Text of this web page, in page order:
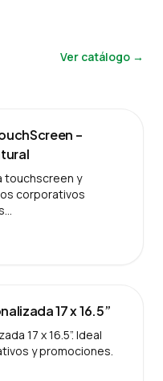
Ver catálogo →
–
touchscreen y
corporativos
17 x 16.5”
17 x 16.5”. Ideal
y promociones.